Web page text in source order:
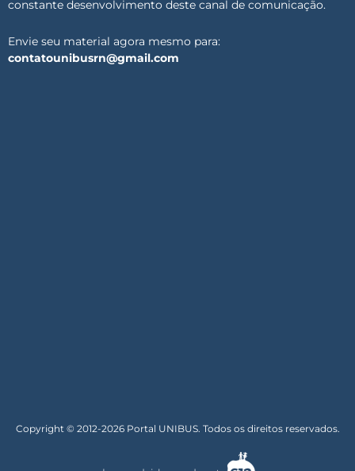
constante desenvolvimento deste canal de comunicação.
Envie seu material agora mesmo para:
contatounibusrn@gmail.com
Copyright © 2012-2026 Portal UNIBUS. Todos os direitos reservados.